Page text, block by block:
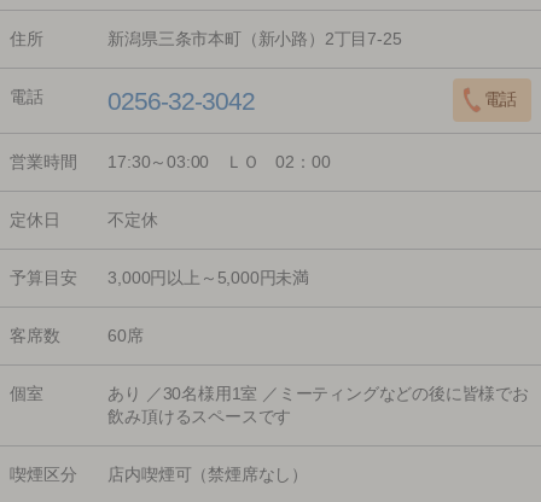
住所 新潟県三条市本町（新小路）2丁目7-25
電話 0256-32-3042
営業時間 17:30～03:00 ＬＯ 02：00
定休日 不定休
予算目安 3,000円以上～5,000円未満
客席数 60席
個室
あり ／30名様用1室 ／ミーティングなどの後に皆様でお
飲み頂けるスペースです
喫煙区分 店内喫煙可（禁煙席なし）